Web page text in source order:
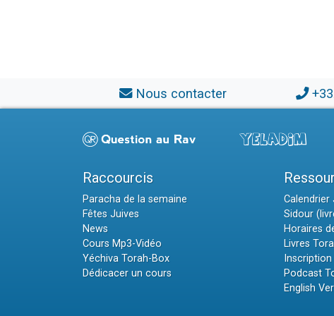
Nous contacter
Raccourcis
Paracha de la semaine
Fêtes Juives
News
Cours Mp3-Vidéo
Yéchiva Torah-Box
Dédicacer un cours
Calendrier
Sidour
Horaires
Livres
Inscription
Podcast
English